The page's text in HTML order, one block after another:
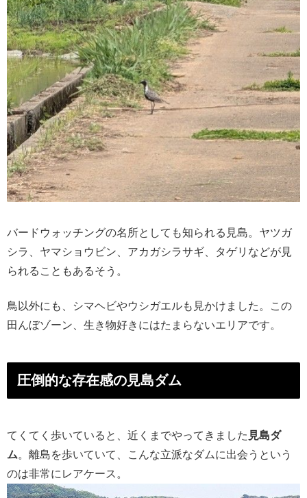
バードウォッチングの名所としても知られる見島。ヤツガ
シラ、ヤマショウビン、アカガシラサギ、タゲリなどが見
られることもあるそう。
鳥以外にも、シマヘビやウシガエルも見かけました。この
田んぼゾーン、生き物好きにはたまらないエリアです。
圧倒的な存在感の見島ダム
てくてく歩いていると、近くまでやってきました 見島ダ
ム。離島を歩いていて、こんな立派なダムに出会うという
のは非常にレアケース。